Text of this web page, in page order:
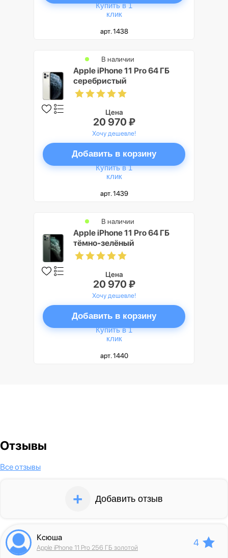
Купить в 1
клик
арт. 1438
Apple iPhone 11 Pro 64 ГБ
серебристый
В наличии
Цена
20 970 ₽
Хочу дешевле!
Добавить в корзину
Купить в 1
клик
арт. 1439
Apple iPhone 11 Pro 64 ГБ
тёмно-зелёный
В наличии
Цена
20 970 ₽
Хочу дешевле!
Добавить в корзину
Купить в 1
клик
арт. 1440
Отзывы
Все отзывы
Добавить отзыв
Ксюша
Apple iPhone 11 Pro 256 ГБ золотой 4